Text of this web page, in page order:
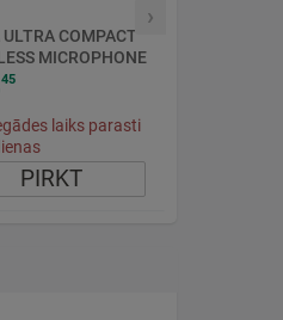
›
ULTRA COMPACT
MICROPHONE
LIGHTNING V2.0
45
laiks parasti
PIRKT